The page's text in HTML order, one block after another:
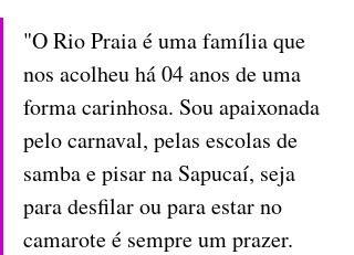
"O Rio Praia é uma família que
nos acolheu há 04 anos de uma
forma carinhosa. Sou apaixonada
pelo carnaval, pelas escolas de
samba e pisar na Sapucaí, seja
para desfilar ou para estar no
camarote é sempre um prazer.